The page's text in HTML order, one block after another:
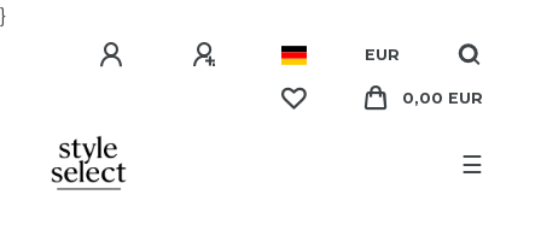
}
EUR
0,00 EUR
☰